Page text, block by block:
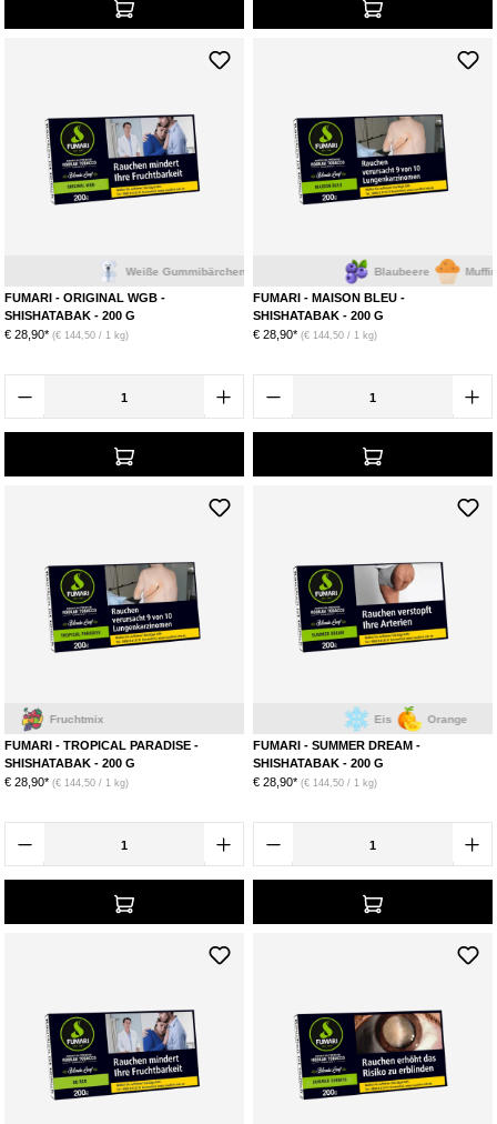
WIE WIRD FUMARI SHISHA-TABAK HERGESTELLT?
, der aushauchdünnen Virginia Tabakblättern
zweistufigen Alterungsprozess
Tabak aufgenommenwird, womit das Potenzial der Aromenbis auf das
letzte Nanogramm Geschmack
ausgeschöpft wird. Anschließend wird
der Tabak abgefüllt und für den
vorbereitet. Um auch in diesem
Prozess denintensivsten Geschmack
zu erreichen, wird der Shisha-
Tabak bei Fumari nur
hergestellt, um ihn danach
absolut luftdicht
markant frische Aroma
im Inneren
Weiße Gummibärchen
FUMARI - ORIGINAL WGB -
SHISHATABAK - 200 G
€ 28,90* (€ 144,50 / 1 kg)
Blaubeere Muffin
FUMARI - MAISON BLEU -
SHISHATABAK - 200 G
€ 28,90* (€ 144,50 / 1 kg)
Fruchtmix
FUMARI - TROPICAL PARADISE -
SHISHATABAK - 200 G
€ 28,90* (€ 144,50 / 1 kg)
Eis Orange
FUMARI - SUMMER DREAM -
SHISHATABAK - 200 G
€ 28,90* (€ 144,50 / 1 kg)